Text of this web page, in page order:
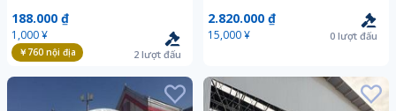
エアーツール SI-5506
188.000 ₫
1,000 ¥
￥760nội địa 2 lượt đấu
2.820.000 ₫
15,000 ¥ 0 lượt đấu